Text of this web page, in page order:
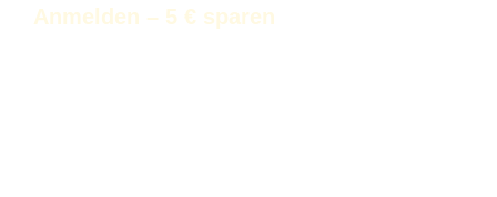
Anmelden – 5 € sparen